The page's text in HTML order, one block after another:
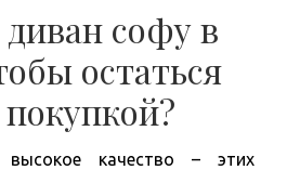
софу в
остаться
качество – этих